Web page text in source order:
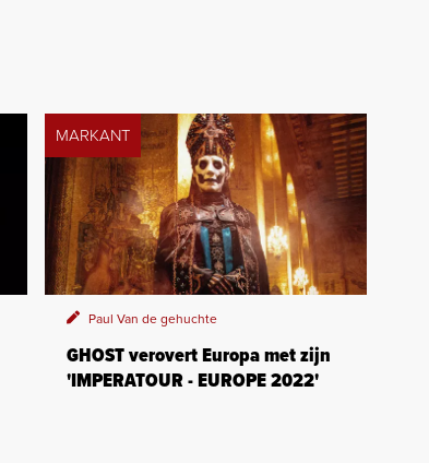
MARKANT
Paul Van de gehuchte
GHOST verovert Europa met zijn
'IMPERATOUR - EUROPE 2022'